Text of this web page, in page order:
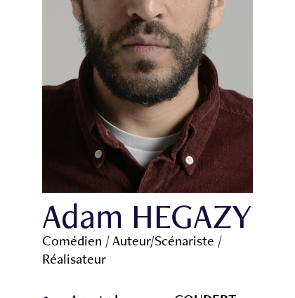
Adam HEGAZY
Comédien / Auteur/Scénariste /
Réalisateur